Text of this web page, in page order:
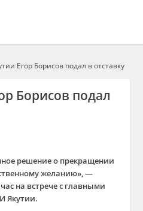
Егор Борисов подал в отставку
Борисов подал
решение о прекращении
желанию», —
на встрече с главными
Якутии.